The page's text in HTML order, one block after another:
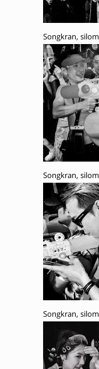
Songkran, silom
Songkran, silom
Songkran, silom